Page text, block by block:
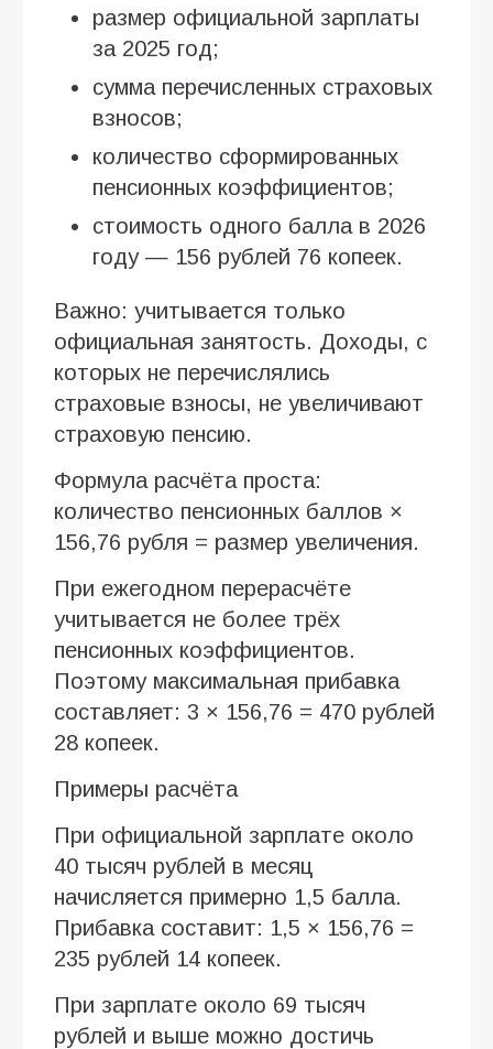
размер официальной зарплаты
за 2025 год;
сумма перечисленных страховых
взносов;
количество сформированных
пенсионных коэффициентов;
стоимость одного балла в 2026
году — 156 рублей 76 копеек.
Важно: учитывается только
официальная занятость. Доходы, с
которых не перечислялись
страховые взносы, не увеличивают
страховую пенсию.
Формула расчёта проста:
количество пенсионных баллов ×
156,76 рубля = размер увеличения.
При ежегодном перерасчёте
учитывается не более трёх
пенсионных коэффициентов.
Поэтому максимальная прибавка
составляет: 3 × 156,76 = 470 рублей
28 копеек.
Примеры расчёта
При официальной зарплате около
40 тысяч рублей в месяц
начисляется примерно 1,5 балла.
Прибавка составит: 1,5 × 156,76 =
235 рублей 14 копеек.
При зарплате около 69 тысяч
рублей и выше можно достичь